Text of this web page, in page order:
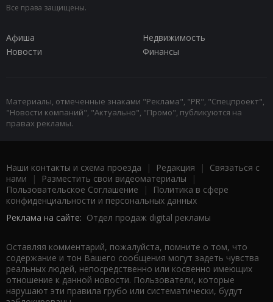
Все права защищены.
Афиша
Недвижимость
Новости
Финансы
Материалы, отмеченные знаками "Реклама", "PR", "Спецпроект",
"Новости компаний", "Актуально", "Промо", публикуются на
правах рекламы.
Наши контакты и схема проезда | Редакция | Связаться с
нами | Разместить свои видеоматериалы |
Пользовательское Соглашение |
Политика в сфере
конфиденциальности и персональных данных
Реклама на сайте: Отдел продаж digital рекламы
Оставляя комментарий, пожалуйста, помните о том, что
содержание и тон Вашего сообщения могут задеть чувства
реальных людей, непосредственно или косвенно имеющих
отношение к данной новости. Пользователи, которые
нарушают эти правила грубо или систематически, будут